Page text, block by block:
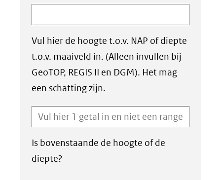
Vul hier de hoogte t.o.v. NAP of diepte
t.o.v. maaiveld in. (Alleen invullen bij
GeoTOP, REGIS II en DGM). Het mag
een schatting zijn.
Is bovenstaande de hoogte of de
diepte?